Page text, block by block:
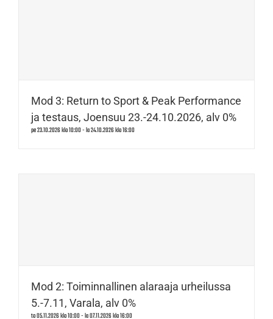
Mod 3: Return to Sport & Peak Performance
ja testaus, Joensuu 23.-24.10.2026, alv 0%
pe 23.10.2026 klo 10:00-la 24.10.2026 klo 16:00
Mod 2: Toiminnallinen alaraaja urheilussa
5.-7.11, Varala, alv 0%
to 05.11.2026 klo 10:00-la 07.11.2026 klo 16:00